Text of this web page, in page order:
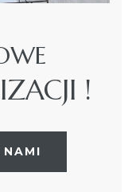
!